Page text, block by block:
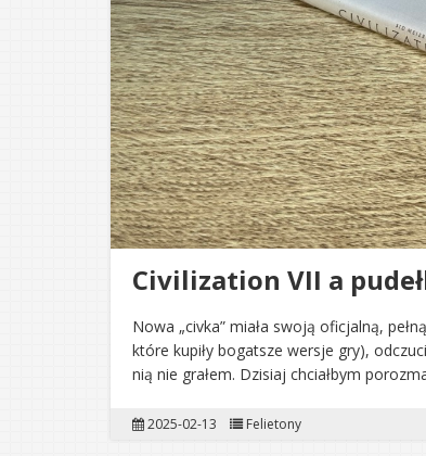
Civilization VII a
Nowa „civka” miała swoją oficjalną,
które kupiły bogatsze wersje gry),
nią nie grałem. Dzisiaj chciałbym
2025-02-13 Felietony